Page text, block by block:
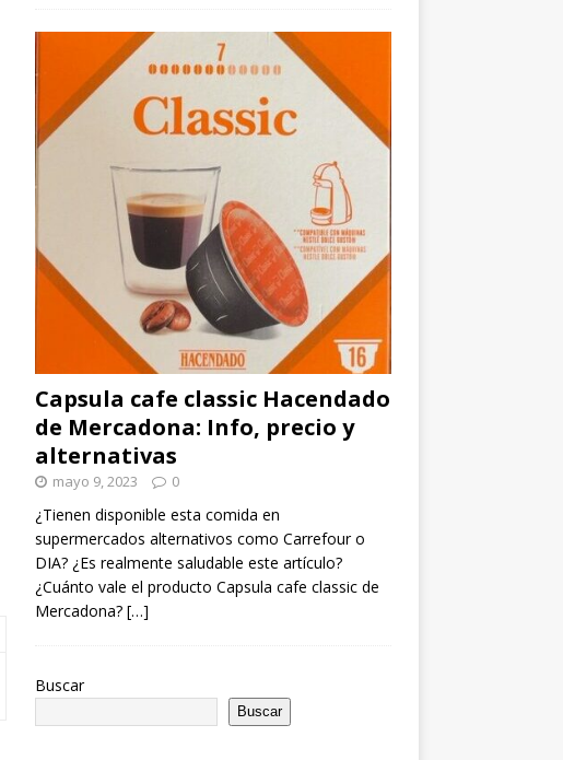
Capsula cafe classic Hacendado
de Mercadona: Info, precio y
alternativas
mayo 9, 2023 0
¿Tienen disponible esta comida en
supermercados alternativos como Carrefour o
DIA? ¿Es realmente saludable este artículo?
¿Cuánto vale el producto Capsula cafe classic de
Mercadona? […]
Buscar
Buscar